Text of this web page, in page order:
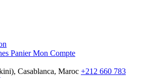
Panier Mon Compte
Casablanca, Maroc +212 660 783